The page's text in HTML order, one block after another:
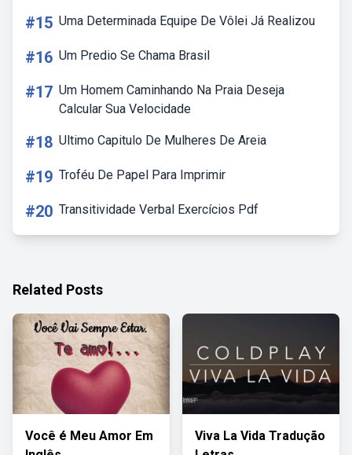
#15 Uma Determinada Equipe De Vôlei Já Realizou
#16 Um Predio Se Chama Brasil
#17 Um Homem Caminhando Na Praia Deseja
Calcular Sua Velocidade
#18 Ultimo Capitulo De Mulheres De Areia
#19 Troféu De Papel Para Imprimir
#20 Transitividade Verbal Exercícios Pdf
Related Posts
Você é Meu Amor Em
Viva La Vida Tradução